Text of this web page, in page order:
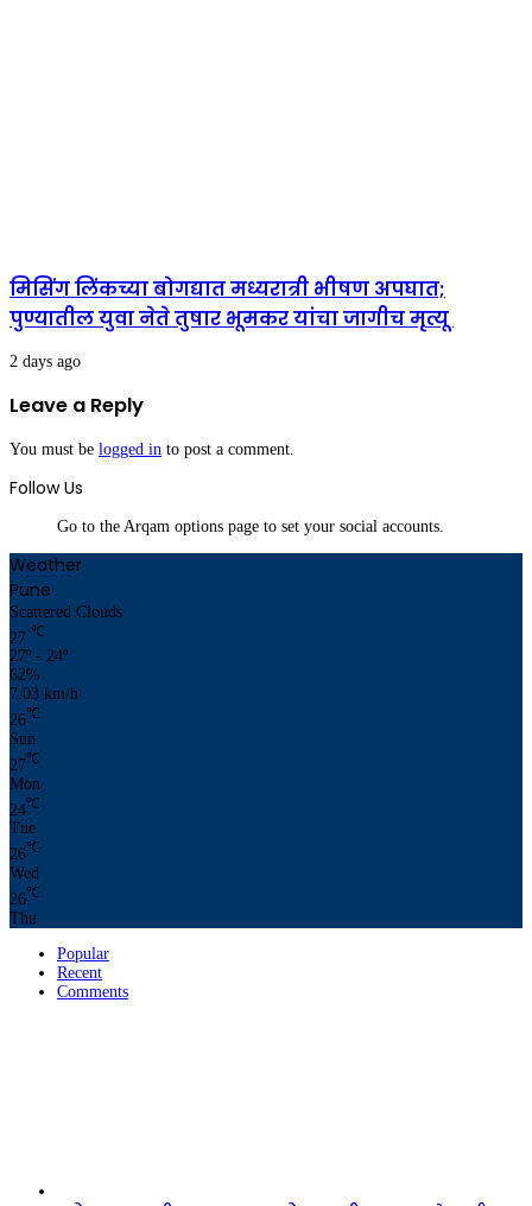
मिसिंग लिंकच्या बोगद्यात मध्यरात्री भीषण अपघात;
पुण्यातील युवा नेते तुषार भूमकर यांचा जागीच मृत्यू
2 days ago
Leave a Reply
You must be logged in to post a comment.
Follow Us
Go to the Arqam options page to set your social accounts.
Weather
Pune
Scattered Clouds
27 ℃
27º - 24º
62%
7.03 km/h
26℃
Sun
27℃
Mon
24℃
Tue
26℃
Wed
26℃
Thu
Popular
Recent
Comments